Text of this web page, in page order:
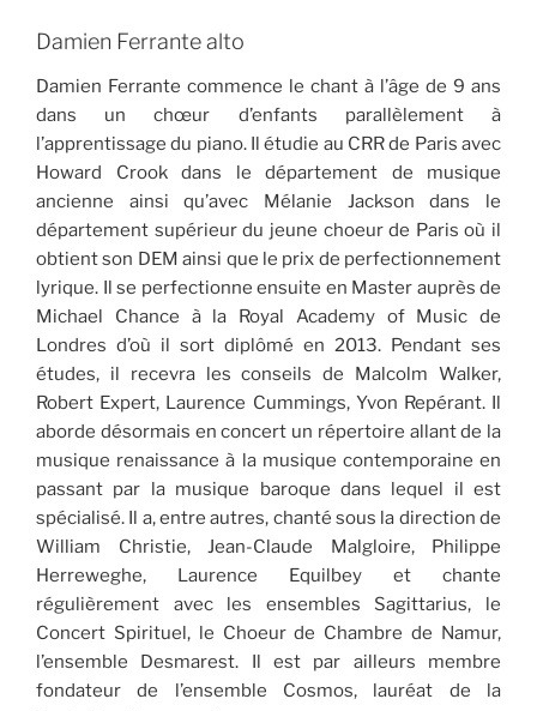
Damien Ferrante alto
Damien Ferrante commence le chant à l’âge de 9 ans
dans un chœur d’enfants parallèlement à
l’apprentissage du piano. Il étudie au CRR de Paris avec
Howard Crook dans le département de musique
ancienne ainsi qu’avec Mélanie Jackson dans le
département supérieur du jeune choeur de Paris où il
obtient son DEM ainsi que le prix de perfectionnement
lyrique. Il se perfectionne ensuite en Master auprès de
Michael Chance à la Royal Academy of Music de
Londres d’où il sort diplômé en 2013. Pendant ses
études, il recevra les conseils de Malcolm Walker,
Robert Expert, Laurence Cummings, Yvon Repérant. Il
aborde désormais en concert un répertoire allant de la
musique renaissance à la musique contemporaine en
passant par la musique baroque dans lequel il est
spécialisé. Il a, entre autres, chanté sous la direction de
William Christie, Jean-Claude Malgloire, Philippe
Herreweghe, Laurence Equilbey et chante
régulièrement avec les ensembles Sagittarius, le
Concert Spirituel, le Choeur de Chambre de Namur,
l’ensemble Desmarest. Il est par ailleurs membre
fondateur de l’ensemble Cosmos, lauréat de la